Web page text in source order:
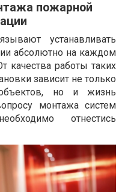
пожарной
устанавливать
абсолютно на каждом
качества работы таких
зависит не только
объектов, но и жизнь
монтажа систем
отнестись